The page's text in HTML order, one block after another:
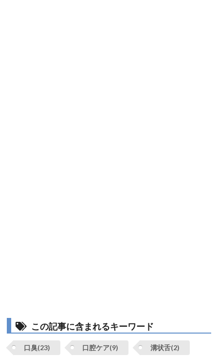
この記事に含まれるキーワード
口臭(23) 口腔ケア(9) 溝状舌(2)